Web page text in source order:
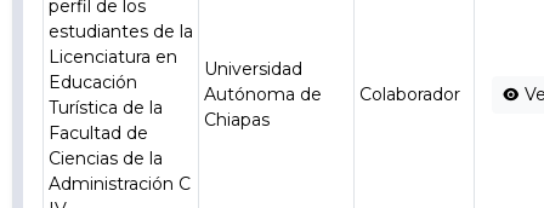
perfil de los
estudiantes de la
Licenciatura en
Educación
Turística de la
Facultad de
Ciencias de la
Administración C
Universidad
Autónoma de
Chiapas
Colaborador